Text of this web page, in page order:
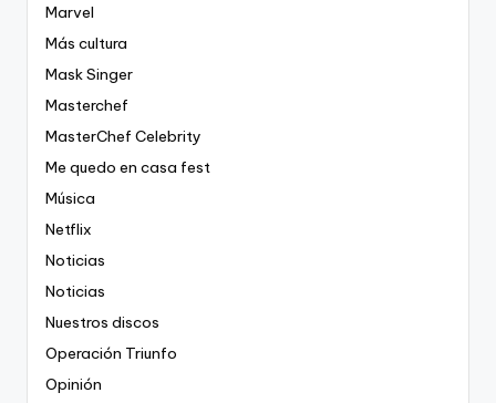
Marvel
Más cultura
Mask Singer
Masterchef
MasterChef Celebrity
Me quedo en casa fest
Música
Netflix
Noticias
Noticias
Nuestros discos
Operación Triunfo
Opinión